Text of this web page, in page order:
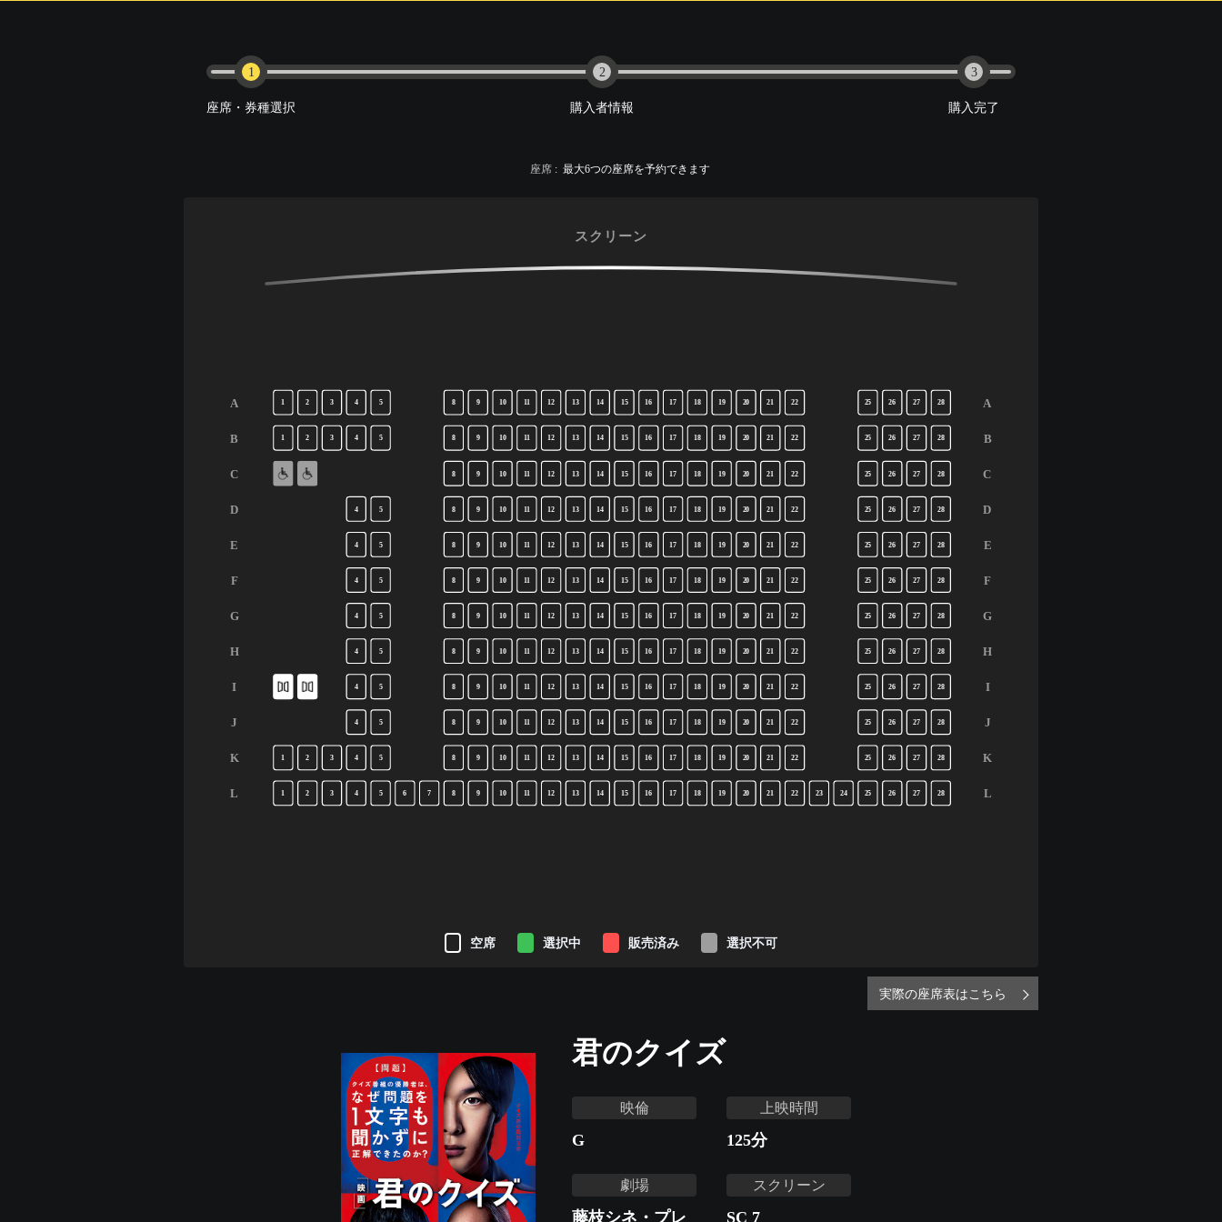
1
座席・券種選択
2
購入者情報
3
購入完了
座席 : 最大6つの座席を予約できます
スクリーン
A
B
C
D
E
F
G
H
I
J
K
L
A
B
C
D
E
F
G
H
I
J
K
L
1 2 3 4 5 8 9 10 11 12 13 14 15 16 17 18 19 20 21 22 25 26 27 28
1 2 3 4 5 8 9 10 11 12 13 14 15 16 17 18 19 20 21 22 25 26 27 28
8 9 10 11 12 13 14 15 16 17 18 19 20 21 22 25 26 27 28
4 5 8 9 10 11 12 13 14 15 16 17 18 19 20 21 22 25 26 27 28
4 5 8 9 10 11 12 13 14 15 16 17 18 19 20 21 22 25 26 27 28
4 5 8 9 10 11 12 13 14 15 16 17 18 19 20 21 22 25 26 27 28
4 5 8 9 10 11 12 13 14 15 16 17 18 19 20 21 22 25 26 27 28
4 5 8 9 10 11 12 13 14 15 16 17 18 19 20 21 22 25 26 27 28
4 5 8 9 10 11 12 13 14 15 16 17 18 19 20 21 22 25 26 27 28
4 5 8 9 10 11 12 13 14 15 16 17 18 19 20 21 22 25 26 27 28
1 2 3 4 5 8 9 10 11 12 13 14 15 16 17 18 19 20 21 22 25 26 27 28
1 2 3 4 5 6 7 8 9 10 11 12 13 14 15 16 17 18 19 20 21 22 23 24 25 26 27 28
空席 選択中 販売済み 選択不可
実際の座席表はこちら
君のクイズ
映倫
G
上映時間
125分
劇場
藤枝シネ・プレ
スクリーン
SC 7